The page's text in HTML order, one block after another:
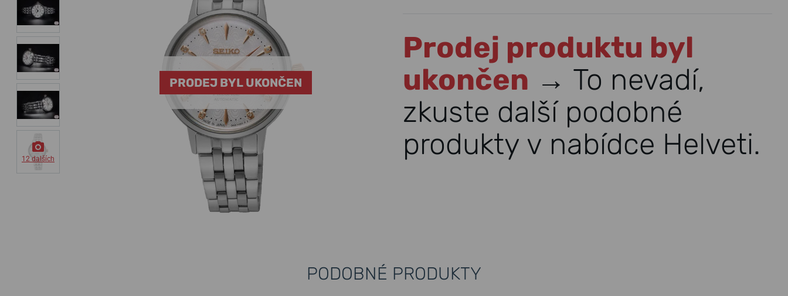
PRODEJ BYL UKONČEN
12 dalších
Prodej produktu byl
ukončen → To nevadí,
zkuste další podobné
produkty v nabídce Helveti.
PODOBNÉ PRODUKTY